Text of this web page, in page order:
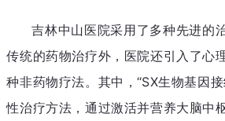
吉林中山医院采用了多种先进的
传统的药物治疗外，医院还引入了心
种非药物疗法。其中，“SX生物基因
性治疗方法，通过激活并营养大脑中